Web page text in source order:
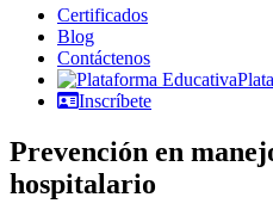
Certificados
Blog
Contáctenos
Inscríbete
Prevención en
hospitalario